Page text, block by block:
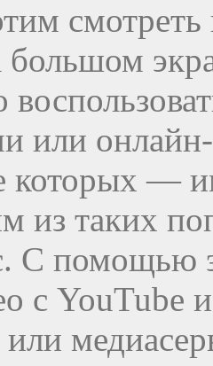
смотреть
большом
или
которых —
из таких
С помощью
с YouTube